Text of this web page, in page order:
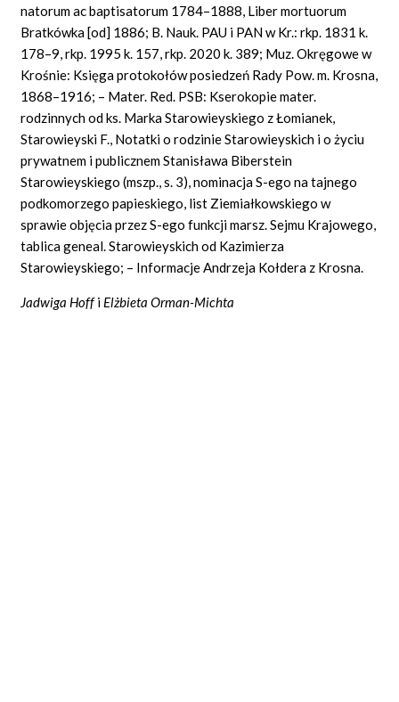
natorum ac baptisatorum 1784–1888, Liber mortuorum
Bratkówka [od] 1886; B. Nauk. PAU i PAN w Kr.: rkp. 1831 k.
178–9, rkp. 1995 k. 157, rkp. 2020 k. 389; Muz. Okręgowe w
Krośnie: Księga protokołów posiedzeń Rady Pow. m. Krosna,
1868–1916; – Mater. Red. PSB: Kserokopie mater.
rodzinnych od ks. Marka Starowieyskiego z Łomianek,
Starowieyski F., Notatki o rodzinie Starowieyskich i o życiu
prywatnem i publicznem Stanisława Biberstein
Starowieyskiego (mszp., s. 3), nominacja S-ego na tajnego
podkomorzego papieskiego, list Ziemiałkowskiego w
sprawie objęcia przez S-ego funkcji marsz. Sejmu Krajowego,
tablica geneal. Starowieyskich od Kazimierza
Starowieyskiego; – Informacje Andrzeja Kołdera z Krosna.
Jadwiga Hoffi Elżbieta Orman-Michta